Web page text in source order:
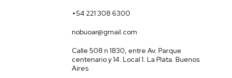
+54 221 308 6300
nobuoar@gmail.com
Calle 508 n 1830, entre Av. Parque
centenario y 14. Local 1. La Plata. Buenos
Aires